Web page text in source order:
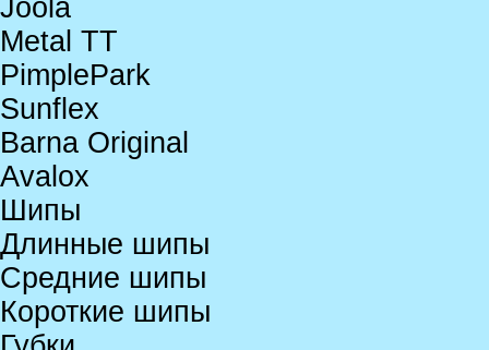
Joola
Metal TT
PimplePark
Sunflex
Barna Original
Avalox
Шипы
Длинные шипы
Средние шипы
Короткие шипы